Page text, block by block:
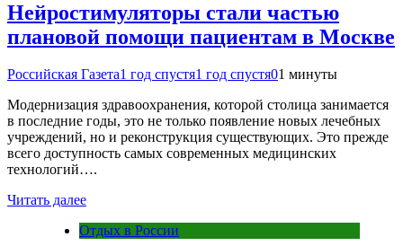
Нейростимуляторы стали частью
плановой помощи пациентам в Москве
Российская Газета1 год спустя1 год спустя01 минуты
Модернизация здравоохранения, которой столица занимается
в последние годы, это не только появление новых лечебных
учреждений, но и реконструкция существующих. Это прежде
всего доступность самых современных медицинских
технологий….
Читать далее
Отдых в России